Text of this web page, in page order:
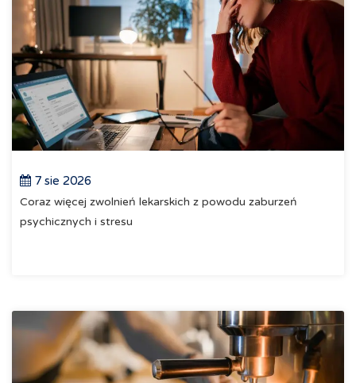
7 sie 2026
Coraz więcej zwolnień lekarskich z powodu zaburzeń
psychicznych i stresu